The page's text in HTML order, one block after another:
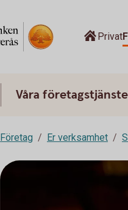
Privat
Våra
Företag Er verksamhet